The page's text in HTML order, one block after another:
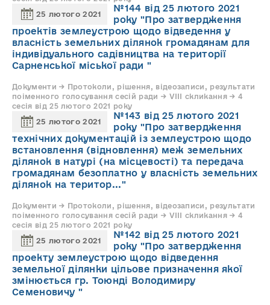
25 лютого 2021
№144 від 25 лютого 2021
року "Про затвердження
проектів землеустрою щодо відведення у
власність земельних ділянок громадянам для
індивідуального садівництва на території
Сарненської міської ради "
Документи → Протоколи, рішення, відеозаписи, результати
поіменного голосування сесій ради → VIII скликання → 4
сесія від 25 лютого 2021 року
25 лютого 2021
№143 від 25 лютого 2021
року "Про затвердження
технічних документацій із землеустрою щодо
встановлення (відновлення) меж земельних
ділянок в натурі (на місцевості) та передача
громадянам безоплатно у власність земельних
ділянок на територ..."
Документи → Протоколи, рішення, відеозаписи, результати
поіменного голосування сесій ради → VIII скликання → 4
сесія від 25 лютого 2021 року
25 лютого 2021
№142 від 25 лютого 2021
року "Про затвердження
проекту землеустрою щодо відведення
земельної ділянки цільове призначення якої
змінюється гр. Тоюнді Володимиру
Семеновичу "